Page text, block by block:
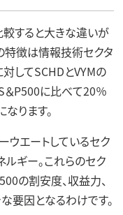
すると大きな違いが
特徴は情報技術セクタ
してSCHDとVYMの
＆P500に比べて20％
ります。
エートしているセク
ルギー。これらのセク
の割安度、収益力、
要因となるわけです。